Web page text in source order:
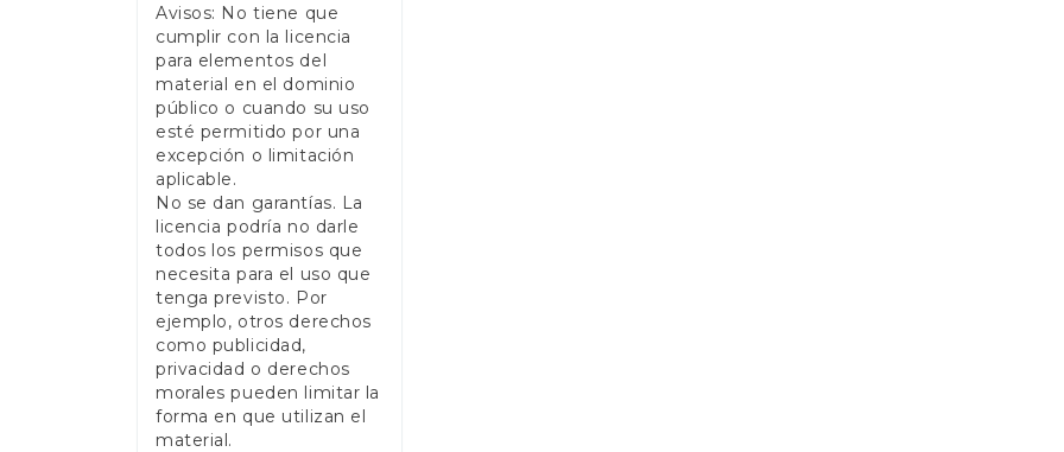
Avisos: No tiene que
cumplir con la licencia
para elementos del
material en el dominio
público o cuando su uso
esté permitido por una
excepción o limitación
aplicable.
No se dan garantías. La
licencia podría no darle
todos los permisos que
necesita para el uso que
tenga previsto. Por
ejemplo, otros derechos
como publicidad,
privacidad o derechos
morales pueden limitar la
forma en que utilizan el
material.